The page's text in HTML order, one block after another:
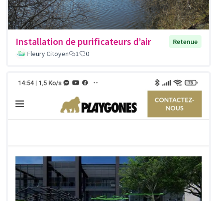
Installation de purificateurs d’air
Retenue
Fleury Citoyen
1 0